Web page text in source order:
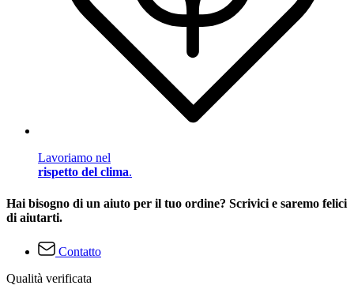
Lavoriamo nel
rispetto del clima.
Hai bisogno di un aiuto per il tuo ordine? Scrivici e saremo felici
di aiutarti.
Contatto
Qualità verificata